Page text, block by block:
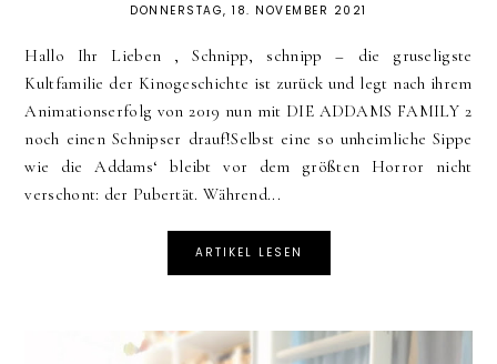
DONNERSTAG, 18. NOVEMBER 2021
Hallo Ihr Lieben , Schnipp, schnipp – die gruseligste
Kultfamilie der Kinogeschichte ist zurück und legt nach ihrem
Animationserfolg von 2019 nun mit DIE ADDAMS FAMILY 2
noch einen Schnipser drauf!Selbst eine so unheimliche Sippe
wie die Addams‘ bleibt vor dem größten Horror nicht
verschont: der Pubertät. Während...
ARTIKEL LESEN